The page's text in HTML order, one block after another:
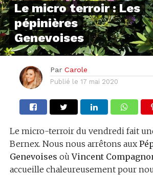
Le micro terroir : Les
pépinières
Genevoises
Par Carole
Publié le 17 mai 2020
Le micro-terroir du vendredi fait
Bernex. Nous nous arrêtons aux
Genevoises oùVincent
accueille chaleureusement pour